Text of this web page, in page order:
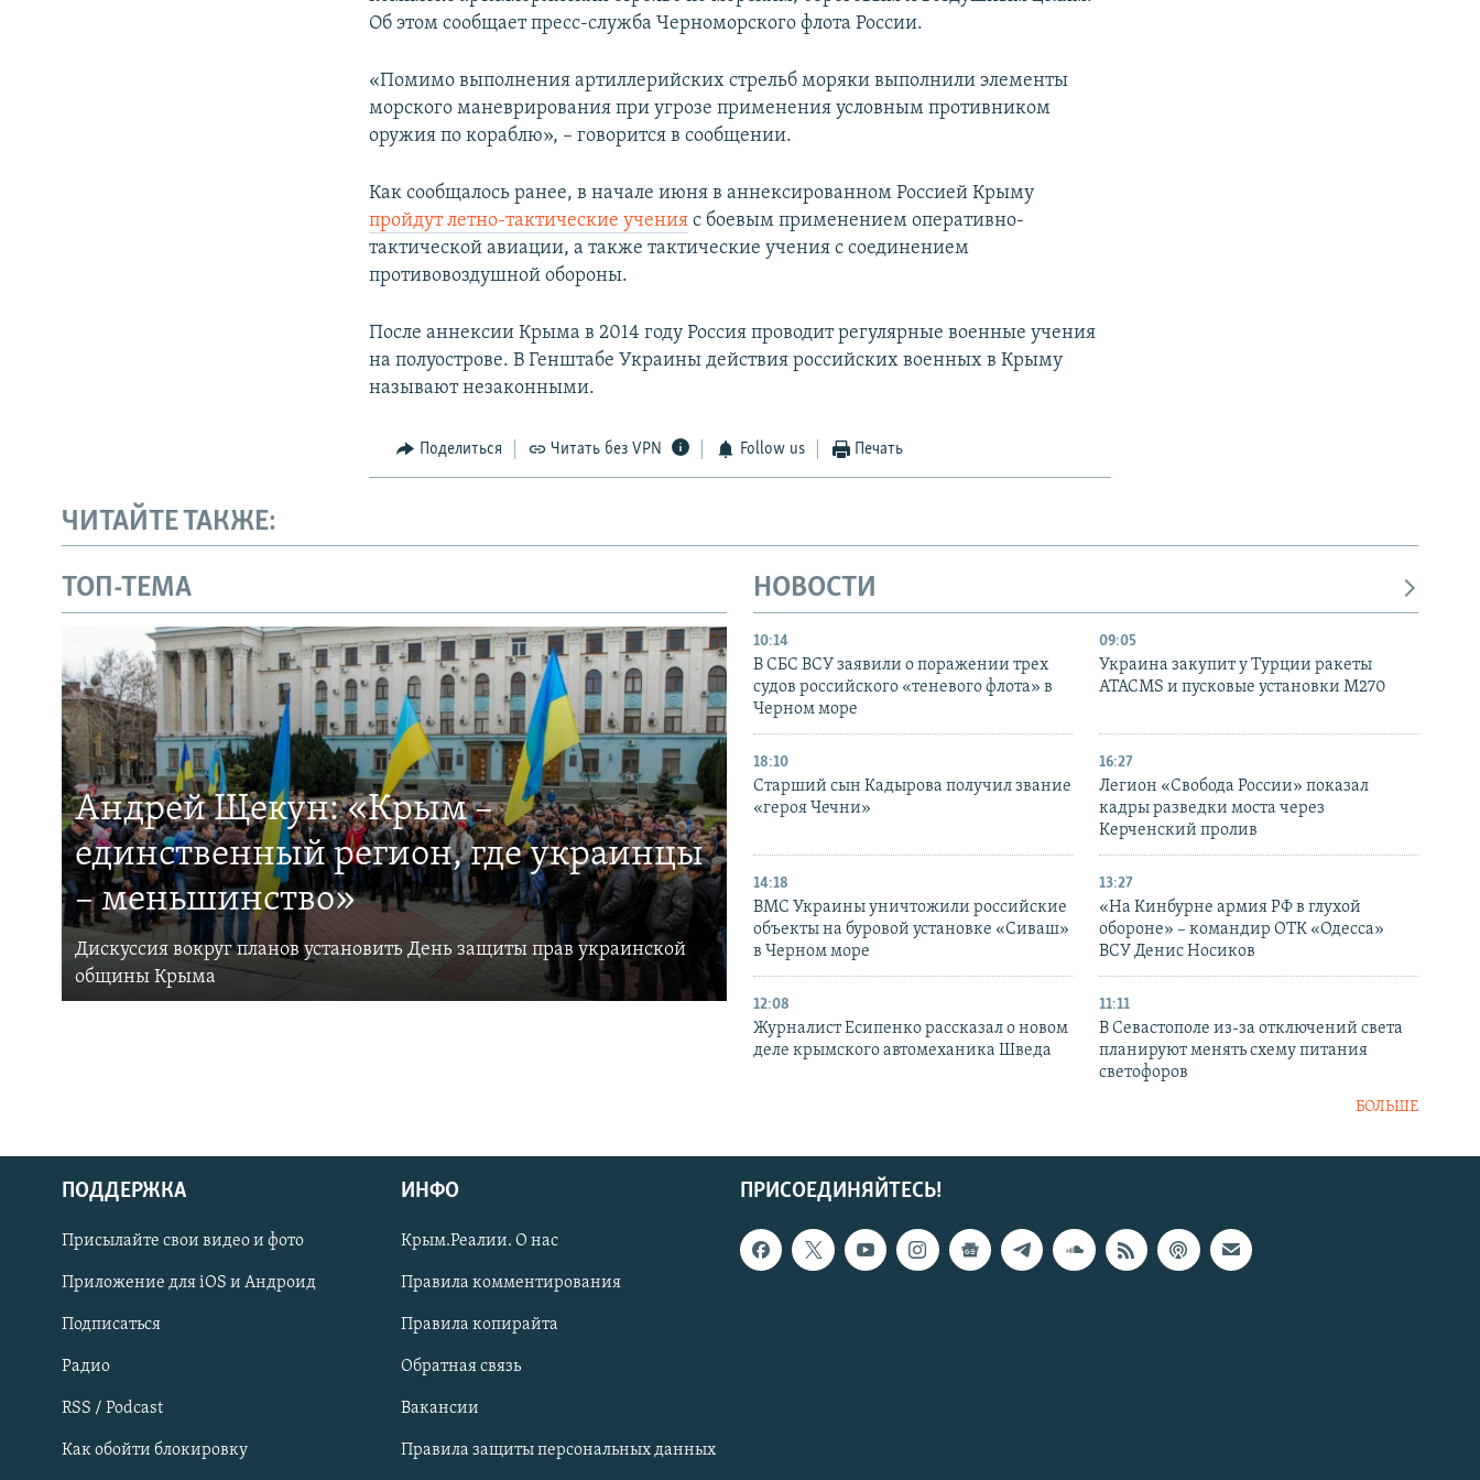
Українською
Qırımtatar
ПРИСОЕДИНЯЙТЕСЬ!
Об этом сообщает пресс-служба Черноморского флота России.
«Помимо выполнения артиллерийских стрельб моряки выполнили элементы
морского маневрирования при угрозе применения условным противником
оружия по кораблю», – говорится в сообщении.
Как сообщалось ранее, в начале июня в аннексированном Россией Крыму
пройдут летно-тактические учения с боевым применением оперативно-
тактической авиации, а также тактические учения с соединением
противовоздушной обороны.
После аннексии Крыма в 2014 году Россия проводит регулярные военные учения
на полуострове. В Генштабе Украины действия российских военных в Крыму
называют незаконными.
Поделиться Читать без VPN Follow us Печать
ЧИТАЙТЕ ТАКЖЕ:
ТОП-ТЕМА
Андрей Щекун: «Крым –
единственный регион, где украинцы
– меньшинство»
Дискуссия вокруг планов установить День защиты прав украинской
общины Крыма
НОВОСТИ
10:14
В СБС ВСУ заявили о поражении трех
судов российского «теневого флота» в
Черном море
09:05
Украина закупит у Турции ракеты
ATACMS и пусковые установки M270
18:10
Старший сын Кадырова получил звание
«героя Чечни»
16:27
Легион «Свобода России» показал
кадры разведки моста через
Керченский пролив
14:18
ВМС Украины уничтожили российские
объекты на буровой установке «Сиваш»
в Черном море
13:27
«На Кинбурне армия РФ в глухой
обороне» – командир ОТК «Одесса»
ВСУ Денис Носиков
12:08
Журналист Есипенко рассказал о новом
деле крымского автомеханика Шведа
11:11
В Севастополе из-за отключений света
планируют менять схему питания
светофоров
БОЛЬШЕ
ПРИСОЕДИНЯЙТЕСЬ!
ПОДДЕРЖКА
Присылайте свои видео и фото
Приложение для iOS и Андроид
Подписаться
Радио
RSS / Podcast
Как обойти блокировку
ИНФО
Крым.Реалии. О нас
Правила комментирования
Правила копирайта
Обратная связь
Вакансии
Правила защиты персональных данных